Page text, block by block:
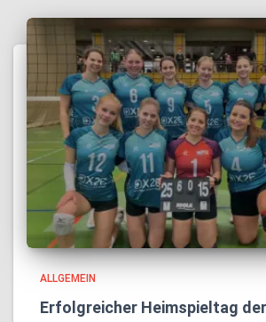
ALLGEMEIN
Erfolgreicher Heimspieltag